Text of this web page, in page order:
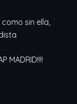
sin ella,
MADRID!!!!